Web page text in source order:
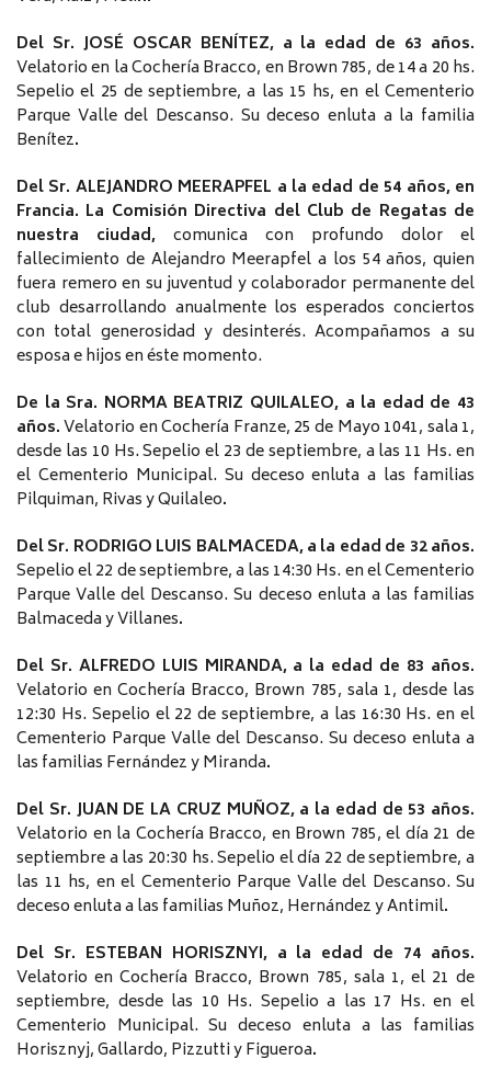
Del Sr. JOSÉ OSCAR BENÍTEZ, a la edad de 63 años.
Velatorio en la Cochería Bracco, en Brown 785, de 14 a 20 hs.
Sepelio el 25 de septiembre, a las 15 hs, en el Cementerio
Parque Valle del Descanso. Su deceso enluta a la familia
Benítez.
Del Sr. ALEJANDRO MEERAPFEL a la edad de 54 años, en
Francia. La Comisión Directiva del Club de Regatas de
nuestra ciudad, comunica con profundo dolor el
fallecimiento de Alejandro Meerapfel a los 54 años, quien
fuera remero en su juventud y colaborador permanente del
club desarrollando anualmente los esperados conciertos
con total generosidad y desinterés. Acompañamos a su
esposa e hijos en éste momento.
De la Sra. NORMA BEATRIZ QUILALEO, a la edad de 43
años.Velatorio en Cochería Franze, 25 de Mayo 1041, sala 1,
desde las 10 Hs. Sepelio el 23 de septiembre, a las 11 Hs. en
el Cementerio Municipal. Su deceso enluta a las familias
Pilquiman, Rivas y Quilaleo.
Del Sr. RODRIGO LUIS BALMACEDA, a la edad de 32 años.
Sepelio el 22 de septiembre, a las 14:30 Hs. en el Cementerio
Parque Valle del Descanso. Su deceso enluta a las familias
Balmaceda y Villanes.
Del Sr. ALFREDO LUIS MIRANDA, a la edad de 83 años.
Velatorio en Cochería Bracco, Brown 785, sala 1, desde las
12:30 Hs. Sepelio el 22 de septiembre, a las 16:30 Hs. en el
Cementerio Parque Valle del Descanso. Su deceso enluta a
las familias Fernández y Miranda.
Del Sr. JUAN DE LA CRUZ MUÑOZ, a la edad de 53 años.
Velatorio en la Cochería Bracco, en Brown 785, el día 21 de
septiembre a las 20:30 hs. Sepelio el día 22 de septiembre, a
las 11 hs, en el Cementerio Parque Valle del Descanso. Su
deceso enluta a las familias Muñoz, Hernández y Antimil.
Del Sr. ESTEBAN HORISZNYI, a la edad de 74 años.
Velatorio en Cochería Bracco, Brown 785, sala 1, el 21 de
septiembre, desde las 10 Hs. Sepelio a las 17 Hs. en el
Cementerio Municipal. Su deceso enluta a las familias
Horisznyj, Gallardo, Pizzutti y Figueroa.